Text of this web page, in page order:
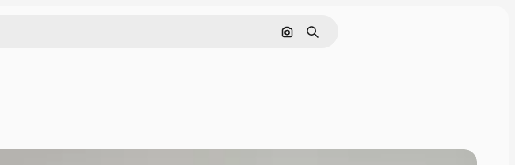
Pesquisar por imagem
Buscar